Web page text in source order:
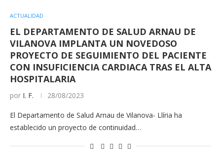
ACTUALIDAD
EL DEPARTAMENTO DE SALUD ARNAU DE
VILANOVA IMPLANTA UN NOVEDOSO
PROYECTO DE SEGUIMIENTO DEL PACIENTE
CON INSUFICIENCIA CARDIACA TRAS EL ALTA
HOSPITALARIA
por I. F. 28/08/2023
El Departamento de Salud Arnau de Vilanova- Llíria ha
establecido un proyecto de continuidad…